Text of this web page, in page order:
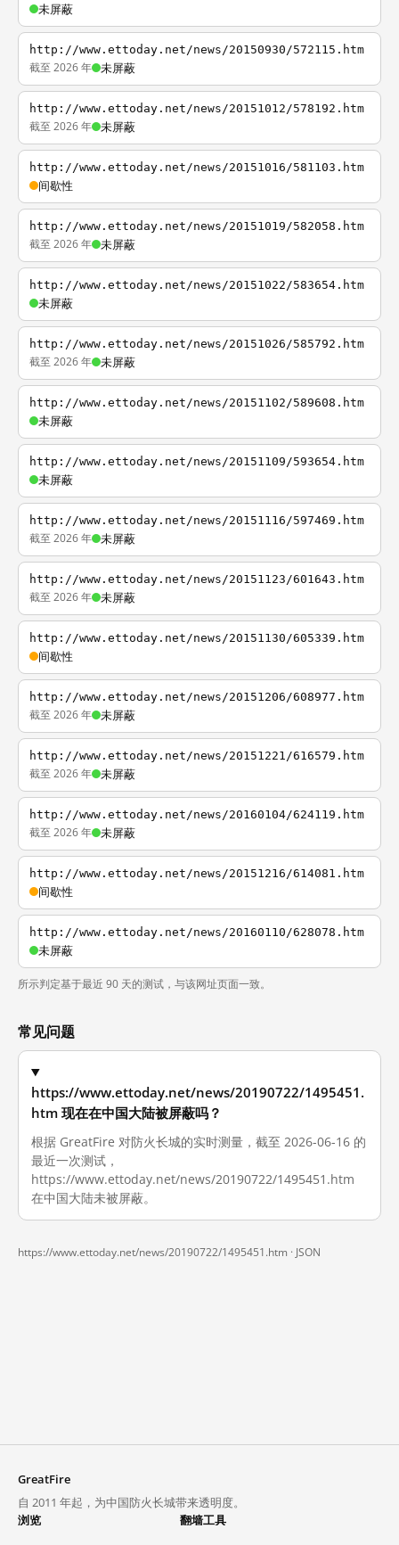
未屏蔽
http://www.ettoday.net/news/20150930/572115.htm
截至 2026 年 未屏蔽
http://www.ettoday.net/news/20151012/578192.htm
截至 2026 年 未屏蔽
http://www.ettoday.net/news/20151016/581103.htm
间歇性
http://www.ettoday.net/news/20151019/582058.htm
截至 2026 年 未屏蔽
http://www.ettoday.net/news/20151022/583654.htm
未屏蔽
http://www.ettoday.net/news/20151026/585792.htm
截至 2026 年 未屏蔽
http://www.ettoday.net/news/20151102/589608.htm
未屏蔽
http://www.ettoday.net/news/20151109/593654.htm
未屏蔽
http://www.ettoday.net/news/20151116/597469.htm
截至 2026 年 未屏蔽
http://www.ettoday.net/news/20151123/601643.htm
截至 2026 年 未屏蔽
http://www.ettoday.net/news/20151130/605339.htm
间歇性
http://www.ettoday.net/news/20151206/608977.htm
截至 2026 年 未屏蔽
http://www.ettoday.net/news/20151221/616579.htm
截至 2026 年 未屏蔽
http://www.ettoday.net/news/20160104/624119.htm
截至 2026 年 未屏蔽
http://www.ettoday.net/news/20151216/614081.htm
间歇性
http://www.ettoday.net/news/20160110/628078.htm
未屏蔽
所示判定基于最近 90 天的测试，与该网址页面一致。
常见问题
https://www.ettoday.net/news/20190722/1495451.
htm 现在在中国大陆被屏蔽吗？
根据 GreatFire 对防火长城的实时测量，截至 2026-06-16 的
最近一次测试，
https://www.ettoday.net/news/20190722/1495451.htm
在中国大陆未被屏蔽。
https://www.ettoday.net/news/20190722/1495451.htm · JSON
GreatFire
自 2011 年起，为中国防火长城带来透明度。
浏览
翻墙工具